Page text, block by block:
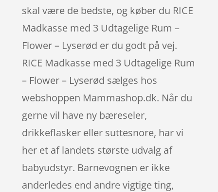
skal være de bedste, og køber du RICE
Madkasse med 3 Udtagelige Rum –
Flower – Lyserød er du godt på vej.
RICE Madkasse med 3 Udtagelige Rum
– Flower – Lyserød sælges hos
webshoppen Mammashop.dk. Når du
gerne vil have ny bæreseler,
drikkeflasker eller suttesnore, har vi
her et af landets største udvalg af
babyudstyr. Barnevognen er ikke
anderledes end andre vigtige ting,